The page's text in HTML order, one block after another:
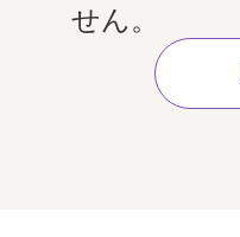
せん。